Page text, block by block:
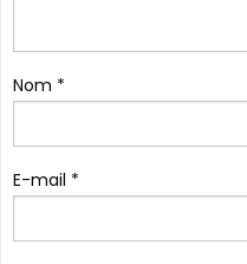
Nom *
E-mail *